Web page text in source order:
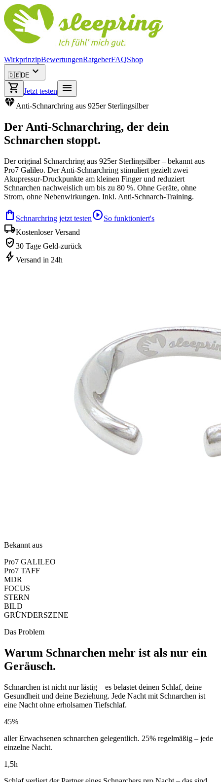
WirkprinzipBewertungenRatgeberFAQShop
🇩🇪DE expand_more
shopping_cart
Jetzt testen
menu
diamondAnti-Schnarchring aus 925er Sterlingsilber
Der Anti-Schnarchring, der dein
Schnarchen stoppt.
Der original Schnarchring aus 925er Sterlingsilber – bekannt aus
Pro7 Galileo. Der Anti-Schnarchring stimuliert gezielt zwei
Akupressur-Druckpunkte am kleinen Finger und reduziert
Schnarchen nachweislich um bis zu 80 %. Ohne Geräte, ohne
Strom, ohne Nebenwirkungen. Inkl. Anti-Schnarch-Training.
shopping_bag Schnarchring jetzt testenplay_circleSo funktioniert's
local_shippingKostenloser Versand
verified_user 30 Tage Geld-zurück
bolt Versand in 24h
Bekannt aus
Pro7 GALILEO
Pro7 TAFF
MDR
FOCUS
STERN
BILD
GRÜNDERSZENE
Das Problem
Warum Schnarchen mehr ist als nur ein
Geräusch.
Schnarchen ist nicht nur lästig – es belastet deinen Schlaf, deine
Gesundheit und deine Beziehung. Jede Nacht mit Schnarchen ist
eine Nacht ohne erholsamen Tiefschlaf.
45%
aller Erwachsenen schnarchen gelegentlich. 25% regelmäßig – jede
einzelne Nacht.
1,5h